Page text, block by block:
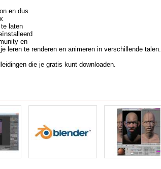
en dus
laten
en
leren te renderen en animeren in verschillende talen.
die je gratis kunt downloaden.